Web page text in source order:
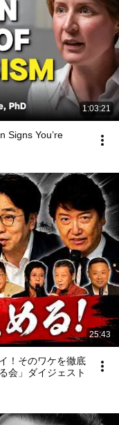
1:03:21
Signs You’re
25:43
！そのワケを徹底
会」ダイジェスト